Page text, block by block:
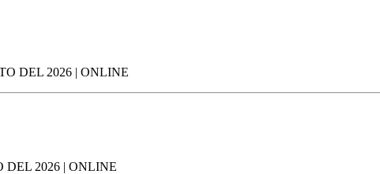
DEL 2026 | ONLINE
DEL 2026 | ONLINE